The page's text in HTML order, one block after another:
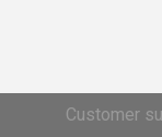
Customer